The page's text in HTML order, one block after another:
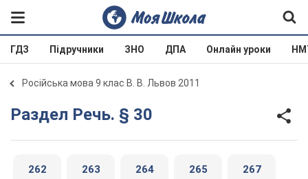
ГДЗ Підручники ЗНО ДПА Онлайн уроки
Російська мова 9 клас В. В. Львов 2011
Раздел Речь. § 30
262 263 264 265 267